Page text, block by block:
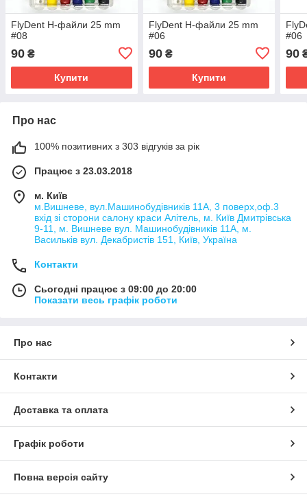
FlyDent H-файли 25 mm
#08
90 ₴
Купити
FlyDent H-файли 25 mm
#06
90₴
Купити
#06
90
Про нас
100% позитивних з 303 відгуків за рік
Працює з 23.03.2018
м. Київ
м.Вишневе, вул.Машинобудівників 11А, 3 поверх,оф.3
вхід зі сторони салону краси Алітель, м. Київ Дмитрівська
9-11, м. Вишневе вул. Машинобудівників 11А, м.
Васильків вул. Декабристів 151, Київ, Україна
Контакти
Сьогодні працює з 09:00 до 20:00
Показати весь графік роботи
Про нас
Контакти
Доставка та оплата
Графік роботи
Повна версія сайту